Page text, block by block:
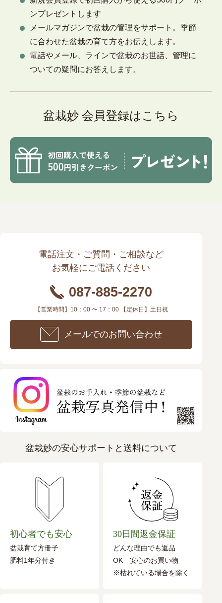
ンプレゼントします
メールマガジンで盆栽の管理をサポート。季節
に合わせた盆栽の育て方をお伝えします。
電話やメール、ラインで盆栽のお世話、管理に
ついての疑問にお答えします。
盆栽妙 会員登録はこちら
電話注文・ご質問・ご相談など
お気軽にご電話ください
087-885-2270
【営業時間】10：00 〜 17：00 【定休日】土日祝
メールでのお問い合わせ
盆栽妙の安心サポートと送料について
初心者でも安心
盆栽育て方冊子
肥料1年分付き
30日間返金保証
どんな理由でも返品
OK 安心のお買い物
※枯れている場合を除く